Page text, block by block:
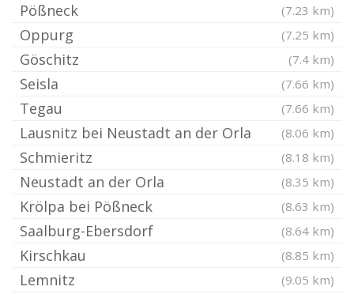
Pößneck (7.23 km)
Oppurg (7.25 km)
Göschitz (7.4 km)
Seisla (7.66 km)
Tegau (7.66 km)
Lausnitz bei Neustadt an der Orla (8.06 km)
Schmieritz (8.18 km)
Neustadt an der Orla (8.35 km)
Krölpa bei Pößneck (8.63 km)
Saalburg-Ebersdorf (8.64 km)
Kirschkau (8.85 km)
Lemnitz (9.05 km)